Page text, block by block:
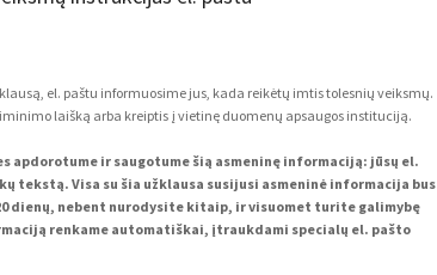
el. paštu informuosime jus, kada reikėtų imtis tolesnių veiksmų.
laišką arba kreiptis į vietinę duomenų apsaugos instituciją.
ir saugotume šią asmeninę informaciją: jūsų el.
tekstą. Visa su šia užklausa susijusi asmeninė informacija bus
dienų, nebent nurodysite kitaip, ir visuomet turite galimybę
renkame automatiškai, įtraukdami specialų el. pašto